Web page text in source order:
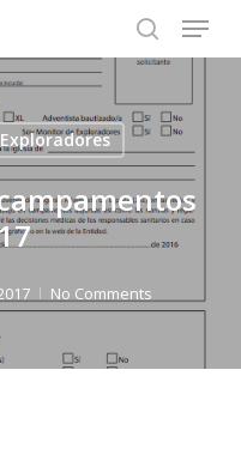
search
Menu
Exploradores
No Comments
Menu